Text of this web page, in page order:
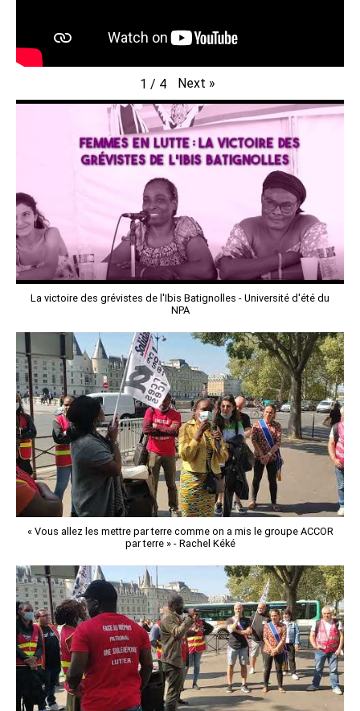
1 / 4 Next »
La victoire des grévistes de l'Ibis Batignolles - Université d'été du
NPA
« Vous allez les mettre par terre comme on a mis le groupe ACCOR
par terre » - Rachel Kéké